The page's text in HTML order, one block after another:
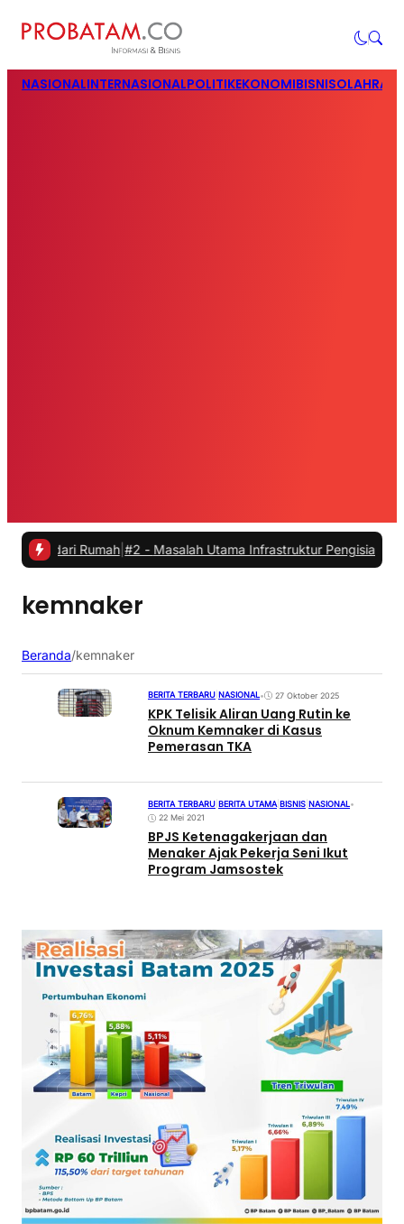
NASIONALINTERNASIONALPOLITIKEKONOMIBISNIS
dari Rumah| #2 -Masalah Utama Infrastruktur Pengisian Daya
kemnaker
Beranda/kemnaker
BERITA TERBARU NASIONAL• 27 Oktober 2025
KPK Telisik Aliran Uang Rutin ke
Oknum Kemnaker di Kasus
Pemerasan TKA
BERITA TERBARU BERITA UTAMA BISNIS NASIONAL•
22 Mei 2021
BPJS Ketenagakerjaan dan
Menaker Ajak Pekerja Seni Ikut
Program Jamsostek